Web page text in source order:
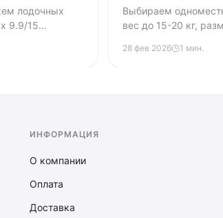
лодочных
9.9/15
Выбираем
вес до 15-20 кг,
ценами и советы по
28 фев 2026 1 мин.
ИНФОРМАЦИЯ
О компании
Оплата
Доставка